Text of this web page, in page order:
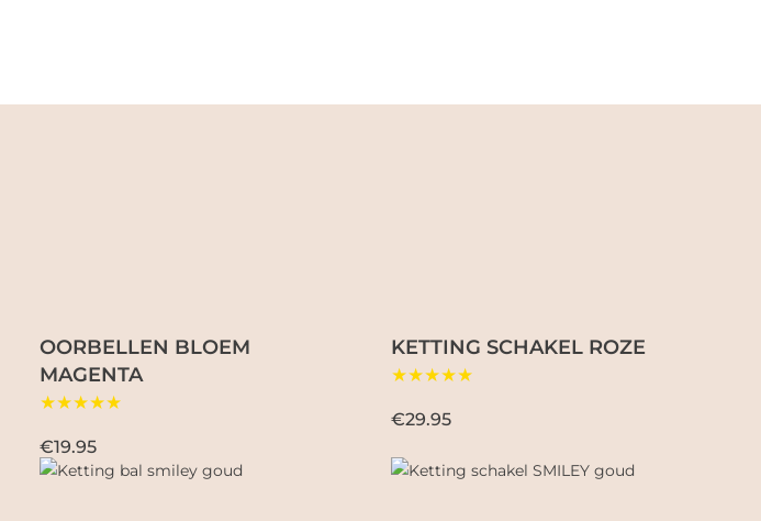
OORBELLEN BLOEM
MAGENTA
★★★★★
€19.95
KETTING SCHAKEL ROZE
★★★★★
€29.95